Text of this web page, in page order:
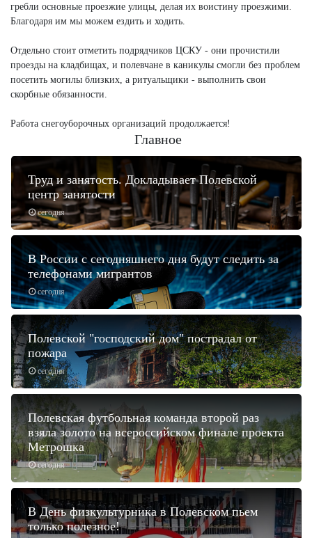
гребли основные проезжие улицы, делая их воистину проезжими.
Благодаря им мы можем ездить и ходить.
Отдельно стоит отметить подрядчиков ЦСКУ - они прочистили
проезды на кладбищах, и полевчане в каникулы смогли без проблем
посетить могилы близких, а ритуальщики - выполнить свои
скорбные обязанности.
Работа снегоуборочных организаций продолжается!
Главное
сегодня
Труд и занятость. Докладывает Полевской
центр занятости
сегодня
В России с сегодняшнего дня будут следить за
телефонами мигрантов
сегодня
Полевской "господский дом" пострадал от
пожара
сегодня
Полевская футбольная команда второй раз
взяла золото на всероссийском финале проекта
Метрошка
В День физкультурника в Полевском пьем
только полезное!